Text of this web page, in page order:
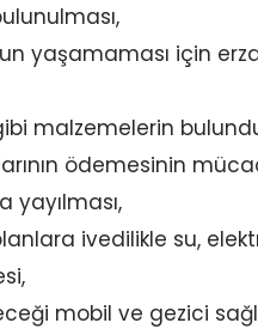
yaşamaması için
malzemelerin
ödemesinin
ivedilikle su,
mobil ve gezici